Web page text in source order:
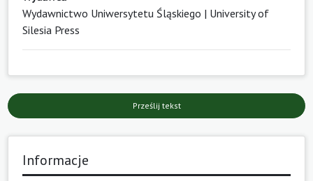
Wydawnictwo Uniwersytetu Śląskiego | University of
Silesia Press
Prześlij tekst
Informacje